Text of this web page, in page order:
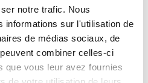
notre trafic. Nous
informations sur l'utilisation de
de médias sociaux, de
combiner celles-ci
que vous leur avez fournies
de votre utilisation de leurs
chez Skærbæk District
de chaleur sont fournis à